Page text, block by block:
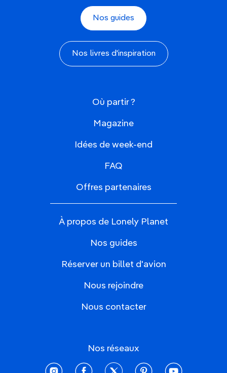
Nos guides
Nos livres d'inspiration
Où partir ?
Magazine
Idées de week-end
FAQ
Offres partenaires
À propos de Lonely Planet
Nos guides
Réserver un billet d'avion
Nous rejoindre
Nous contacter
Nos réseaux
instagramfacebooktwitter pinterestyoutube